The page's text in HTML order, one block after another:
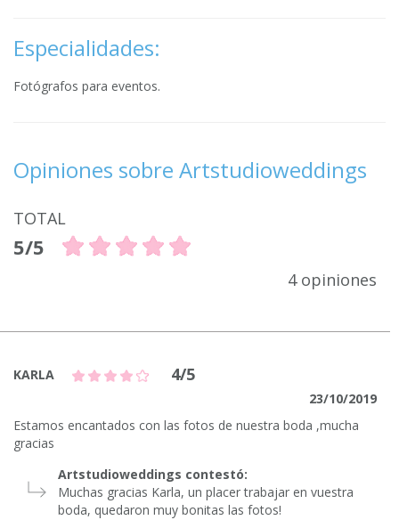
Especialidades:
Fotógrafos para eventos.
Opiniones sobre Artstudioweddings
TOTAL
5/5
4 opiniones
KARLA 4/5
23/10/2019
Estamos encantados con las fotos de nuestra boda ,mucha
gracias
Artstudioweddings contestó:
Muchas gracias Karla, un placer trabajar en vuestra
boda, quedaron muy bonitas las fotos!